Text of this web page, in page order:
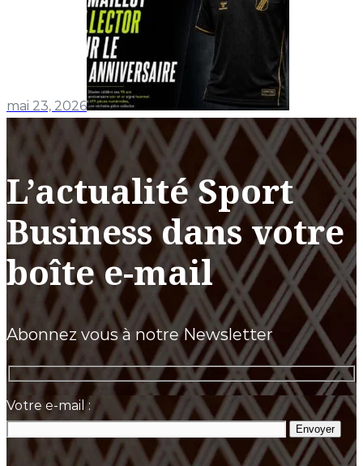
mai 23, 2026
L’actualité Sport
Business dans votre
boîte e-mail
Abonnez vous à notre Newsletter
Votre e-mail :